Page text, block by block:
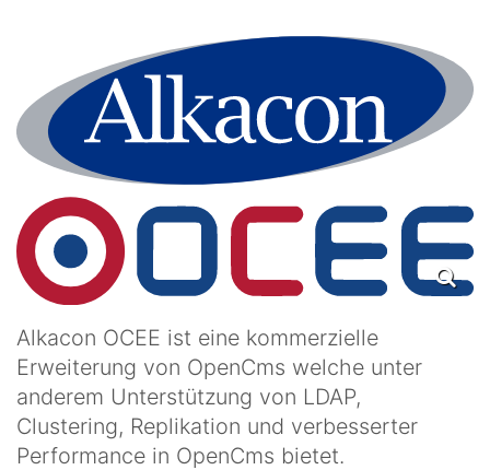
Alkacon OCEE ist eine kommerzielle
Erweiterung von OpenCms welche unter
anderem Unterstützung von LDAP,
Clustering, Replikation und verbesserter
Performance in OpenCms bietet.